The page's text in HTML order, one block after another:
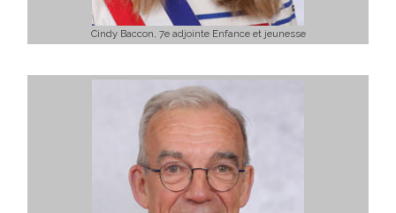
Cindy Baccon, 7e adjointe Enfance et jeunesse